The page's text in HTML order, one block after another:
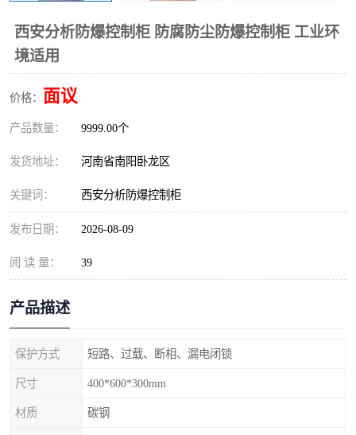
西安分析防爆控制柜 防腐防尘防爆控制柜 工业环
境适用
价格： 面议
产品数量： 9999.00个
发货地址： 河南省南阳卧龙区
关键词： 西安分析防爆控制柜
发布日期： 2026-08-09
阅 读 量： 39
产品描述
保护方式 短路、过载、断相、漏电闭锁
尺寸 400*600*300mm
材质 碳钢